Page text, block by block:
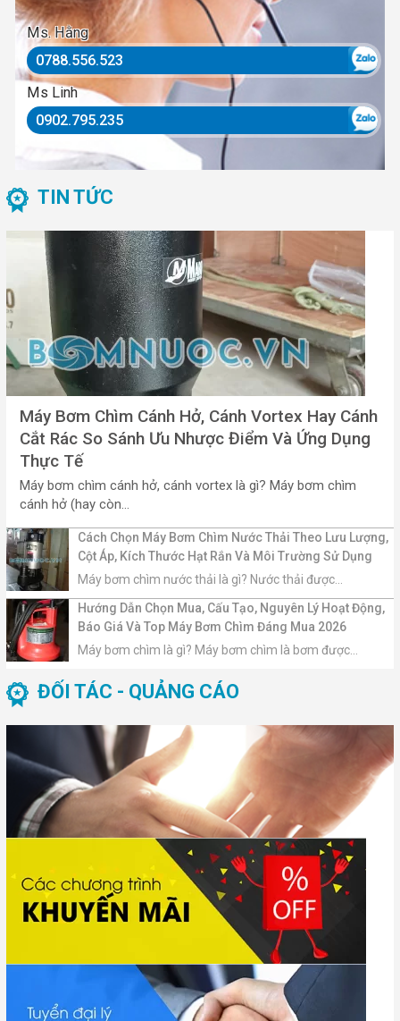
Ms. Hằng
0788.556.523
Ms Linh
0902.795.235
TIN TỨC
Máy Bơm Chìm Cánh Hở, Cánh Vortex Hay Cánh
Cắt Rác So Sánh Ưu Nhược Điểm Và Ứng Dụng
Thực Tế
Máy bơm chìm cánh hở, cánh vortex là gì? Máy bơm chìm
cánh hở (hay còn...
Cách Chọn Máy Bơm Chìm Nước Thải Theo Lưu Lượng,
Cột Áp, Kích Thước Hạt Rắn Và Môi Trường Sử Dụng
Máy bơm chìm nước thải là gì? Nước thải được...
Hướng Dẫn Chọn Mua, Cấu Tạo, Nguyên Lý Hoạt Động,
Báo Giá Và Top Máy Bơm Chìm Đáng Mua 2026
Máy bơm chìm là gì? Máy bơm chìm là bơm được...
ĐỐI TÁC - QUẢNG CÁO